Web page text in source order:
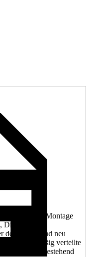
6x PVC-Fuß
Einfache Montage
einfache
demontiert und neu
für gleichmäßig verteilte
Wand., Set bestehend